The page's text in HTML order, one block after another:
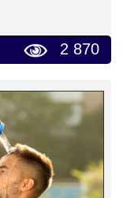
2 870